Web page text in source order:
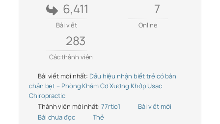
6,411
Bài viết
7
Online
283
Các thành viên
Bài viết mới nhất: Dấu hiệu nhận biết trẻ có bàn
chân bẹt – Phòng Khám Cơ Xương Khớp Usac
Chiropractic
Thành viên mới nhất: 77rtio1
Bài viết mới
Bài chưa đọc
Thẻ